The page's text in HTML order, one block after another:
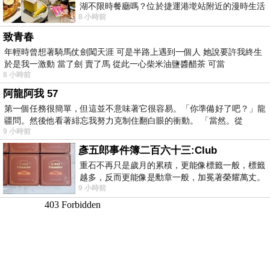
湖不限時餐廳嗎？位於捷運港墘站附近的漫時生活
內湖店，從捷運站步行約4分鐘即可抵
8 小時前
致青春
年輕時曾想著騎馬仗劍闖天涯 可是半路上遇到一個人 她說要許我終生
於是我一激動 當了劍 賣了馬 從此一心柴米油鹽醬醋茶 可當
8 小時前
阿龍阿我 57
第一個任務很簡單，但這並不意味著它很容易。「你準備好了吧？」龍
疆問。然後他看著緋忘我努力克制住翻白眼的衝動。 「當然。從
9 小時前
彥五郎事件簿二百六十三:Club
重石不再只是歲月的累積，更能像標籤一般，標籤
越多，反而更能像是勳章一般，加冕著榮耀萬丈。
習慣一如縱容，成了再難輕輕放下的罪證
9 小時前